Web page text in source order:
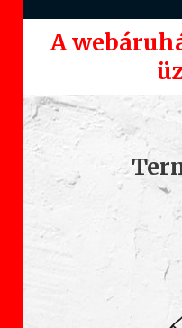
A